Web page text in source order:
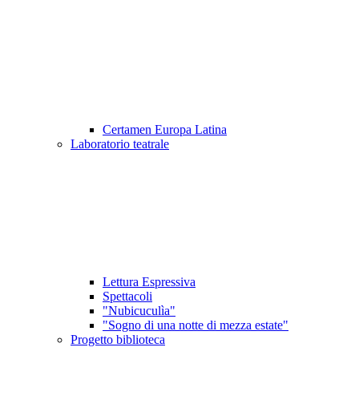
Certamen Europa Latina
Laboratorio teatrale
Lettura Espressiva
Spettacoli
"Nubicuculìa"
"Sogno di una notte di mezza estate"
Progetto biblioteca